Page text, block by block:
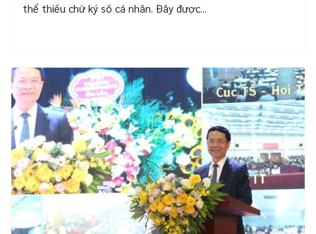
thể thiếu chữ ký số cá nhân. Đây được...